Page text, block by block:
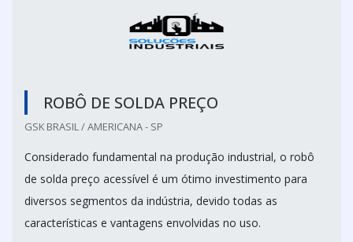
ROBÔ DE SOLDA PREÇO
GSK BRASIL / AMERICANA - SP
Considerado fundamental na produção industrial, o robô
de solda preço acessível é um ótimo investimento para
diversos segmentos da indústria, devido todas as
características e vantagens envolvidas no uso.